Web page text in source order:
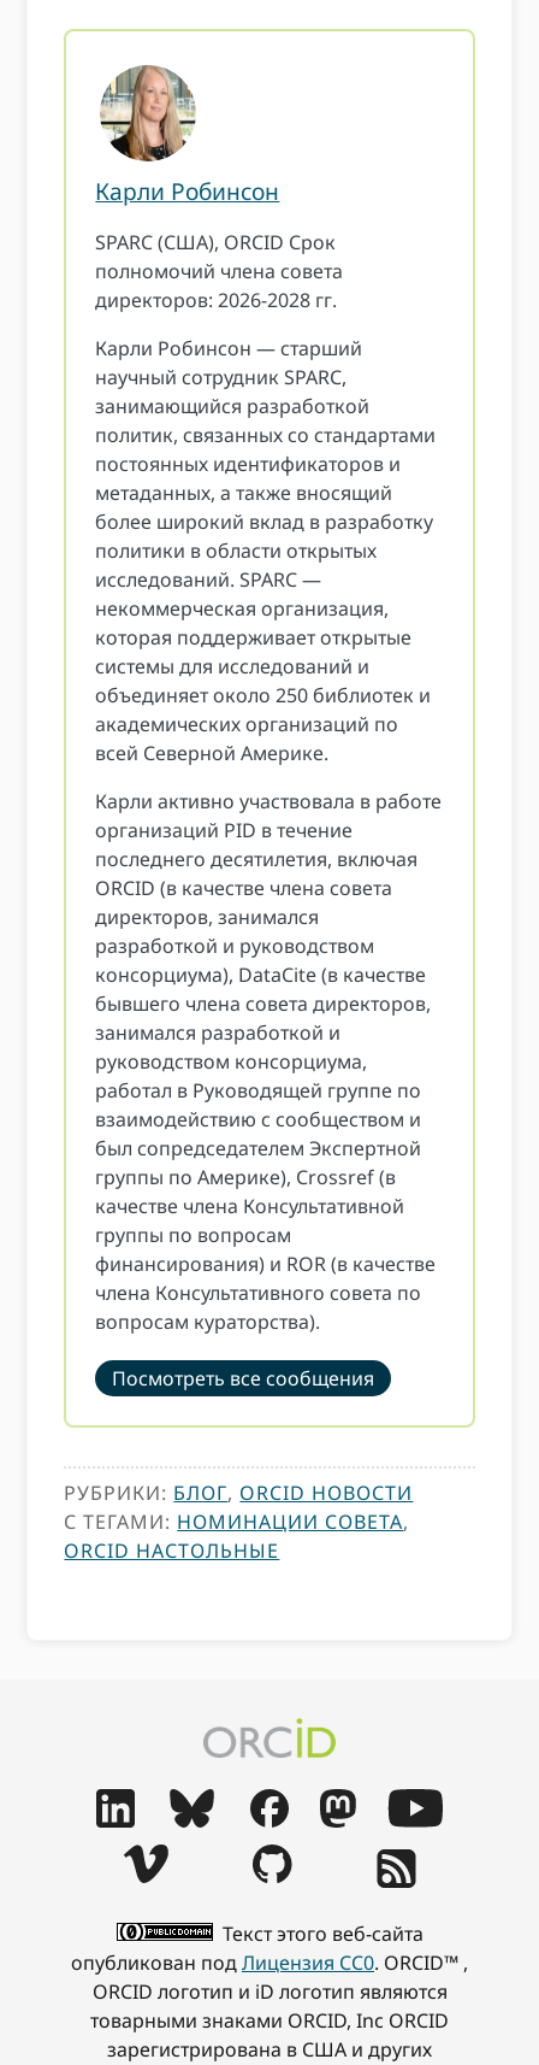
Карли Робинсон
SPARC (США), ORCID Срок
полномочий члена совета
директоров: 2026-2028 гг.
Карли Робинсон — старший
научный сотрудник SPARC,
занимающийся разработкой
политик, связанных со стандартами
постоянных идентификаторов и
метаданных, а также вносящий
более широкий вклад в разработку
политики в области открытых
исследований. SPARC —
некоммерческая организация,
которая поддерживает открытые
системы для исследований и
объединяет около 250 библиотек и
академических организаций по
всей Северной Америке.
Карли активно участвовала в работе
организаций PID в течение
последнего десятилетия, включая
ORCID (в качестве члена совета
директоров, занимался
разработкой и руководством
консорциума), DataCite (в качестве
бывшего члена совета директоров,
занимался разработкой и
руководством консорциума,
работал в Руководящей группе по
взаимодействию с сообществом и
был сопредседателем Экспертной
группы по Америке), Crossref (в
качестве члена Консультативной
группы по вопросам
финансирования) и ROR (в качестве
члена Консультативного совета по
вопросам кураторства).
Посмотреть все сообщения
РУБРИКИ: БЛОГ, ORCID НОВОСТИ
С ТЕГАМИ: НОМИНАЦИИ СОВЕТА,
ORCID НАСТОЛЬНЫЕ
Текст этого веб-сайта
опубликован подЛицензия CC0. ORCID™ ,
ORCID логотип и iD логотип являются
товарными знаками ORCID, Inc ORCID
зарегистрирована в США и других